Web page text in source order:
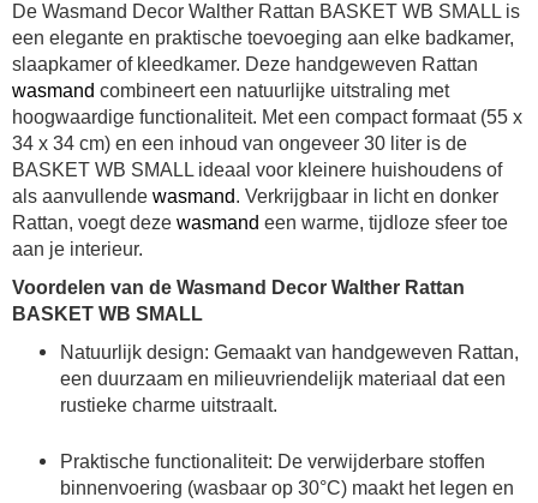
De Wasmand Decor Walther Rattan BASKET WB SMALL is
een elegante en praktische toevoeging aan elke badkamer,
slaapkamer of kleedkamer. Deze handgeweven Rattan
wasmand combineert een natuurlijke uitstraling met
hoogwaardige functionaliteit. Met een compact formaat (55 x
34 x 34 cm) en een inhoud van ongeveer 30 liter is de
BASKET WB SMALL ideaal voor kleinere huishoudens of
als aanvullende wasmand. Verkrijgbaar in licht en donker
Rattan, voegt deze wasmand een warme, tijdloze sfeer toe
aan je interieur.
Voordelen van de Wasmand Decor Walther Rattan
BASKET WB SMALL
Natuurlijk design: Gemaakt van handgeweven Rattan,
een duurzaam en milieuvriendelijk materiaal dat een
rustieke charme uitstraalt.
Praktische functionaliteit: De verwijderbare stoffen
binnenvoering (wasbaar op 30°C) maakt het legen en